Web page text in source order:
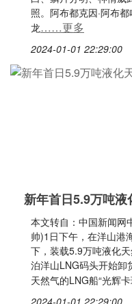
照。阿布都克因·阿布
龙……更多
2024-01-01 22:29:00
新年首日5.9万吨
本文转自：中国新闻网
帅)1日下午，在洋山港
下，装载5.9万吨液化
泊洋山LNG码头开始卸
天然气的LNG船“光辉
2024-01-01 22:29:00